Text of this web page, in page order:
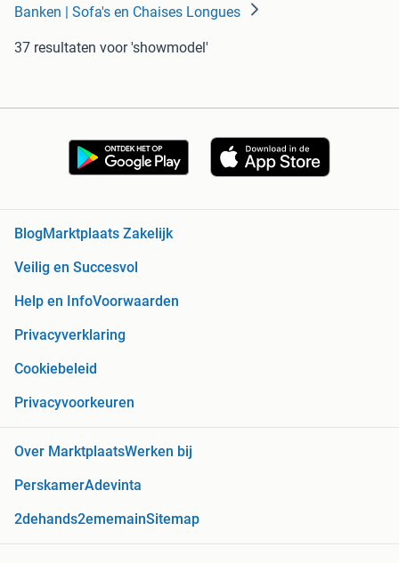
Banken | Sofa's en Chaises Longues
37 resultaten voor 'showmodel'
BlogMarktplaats Zakelijk
Veilig en Succesvol
Help en InfoVoorwaarden
Privacyverklaring
Cookiebeleid
Privacyvoorkeuren
Over MarktplaatsWerken bij
PerskamerAdevinta
2dehands2ememainSitemap